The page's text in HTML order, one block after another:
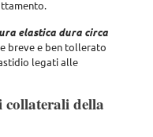
elastica dura circa
breve e ben tollerato
legati alle
collaterali della